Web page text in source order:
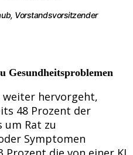
Vorstandsvorsitzender
Gesundheitsproblemen
weiter hervorgeht,
48 Prozent der
um Rat zu
Symptomen